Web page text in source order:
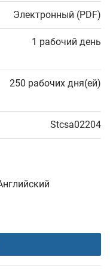
Электронный (PDF)
1 рабочий день
250 рабочих дня(ей)
Stcsa02204